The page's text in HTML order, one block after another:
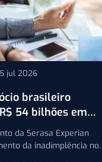
jul 2026
brasileiro
54 bilhões em
da Serasa Experian
da inadimplência no